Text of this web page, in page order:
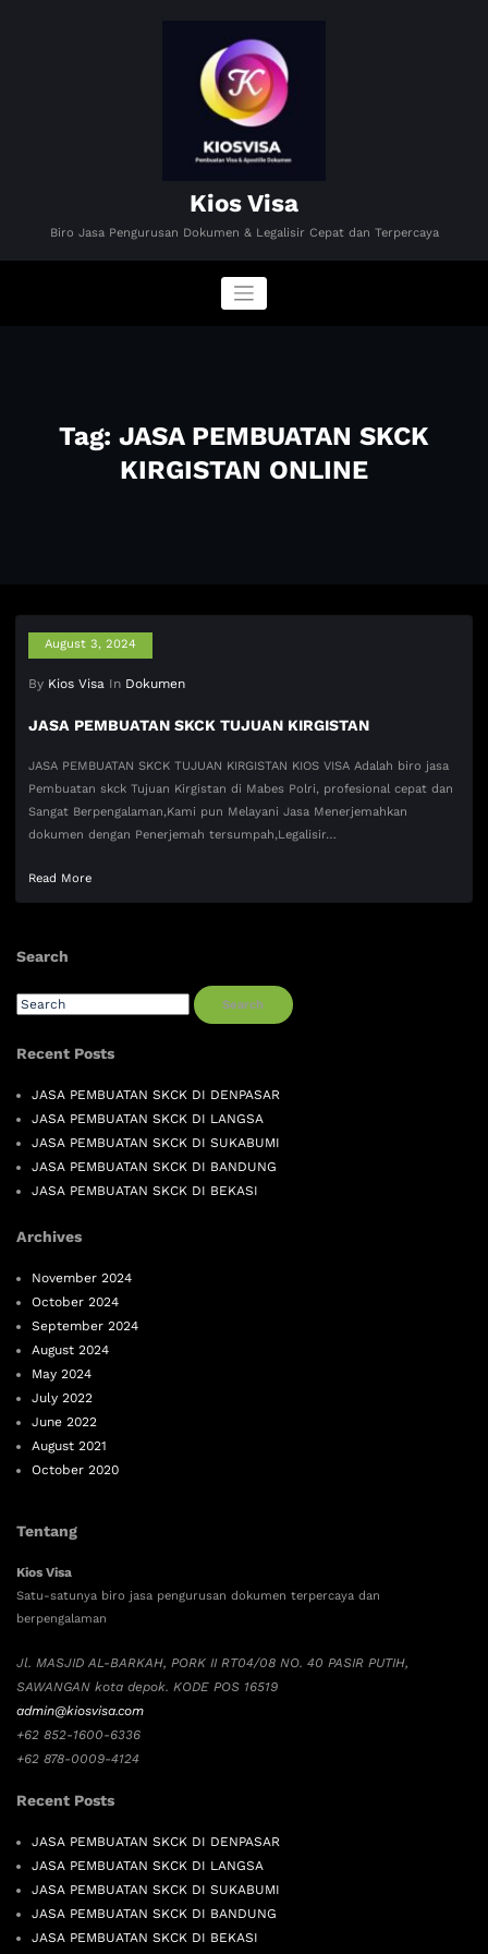
Kios Visa
Biro Jasa Pengurusan Dokumen & Legalisir Cepat dan Terpercaya
Tag: JASA PEMBUATAN SKCK
KIRGISTAN ONLINE
August 3, 2024
By Kios Visa In Dokumen
JASA PEMBUATAN SKCK TUJUAN KIRGISTAN
JASA PEMBUATAN SKCK TUJUAN KIRGISTAN KIOS VISA Adalah biro jasa
Pembuatan skck Tujuan Kirgistan di Mabes Polri, profesional cepat dan
Sangat Berpengalaman,Kami pun Melayani Jasa Menerjemahkan
dokumen dengan Penerjemah tersumpah,Legalisir…
Read More
Search
Search
Recent Posts
JASA PEMBUATAN SKCK DI DENPASAR
JASA PEMBUATAN SKCK DI LANGSA
JASA PEMBUATAN SKCK DI SUKABUMI
JASA PEMBUATAN SKCK DI BANDUNG
JASA PEMBUATAN SKCK DI BEKASI
Archives
November 2024
October 2024
September 2024
August 2024
May 2024
July 2022
June 2022
August 2021
October 2020
Tentang
Kios Visa
Satu-satunya biro jasa pengurusan dokumen terpercaya dan
berpengalaman
Jl. MASJID AL-BARKAH, PORK II RT04/08 NO. 40 PASIR PUTIH,
SAWANGAN kota depok. KODE POS 16519
admin@kiosvisa.com
+62 852-1600-6336
+62 878-0009-4124
Recent Posts
JASA PEMBUATAN SKCK DI DENPASAR
JASA PEMBUATAN SKCK DI LANGSA
JASA PEMBUATAN SKCK DI SUKABUMI
JASA PEMBUATAN SKCK DI BANDUNG
JASA PEMBUATAN SKCK DI BEKASI